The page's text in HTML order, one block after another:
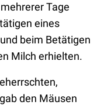
Tage
eines
beim Betätigen
Milch erhielten.
den Mäusen